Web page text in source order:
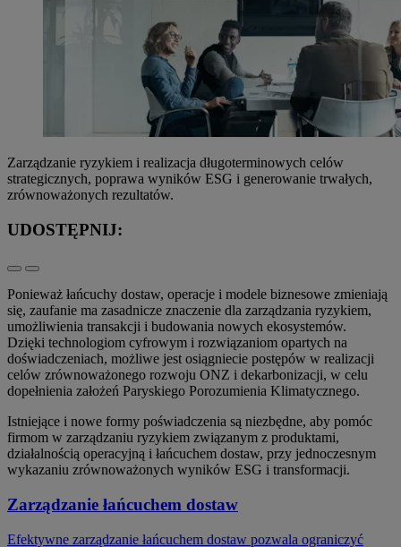
Zarządzanie ryzykiem i realizacja długoterminowych celów
strategicznych, poprawa wyników ESG i generowanie trwałych,
zrównoważonych rezultatów.
UDOSTĘPNIJ:
Ponieważ łańcuchy dostaw, operacje i modele biznesowe zmieniają
się, zaufanie ma zasadnicze znaczenie dla zarządzania ryzykiem,
umożliwienia transakcji i budowania nowych ekosystemów.
Dzięki technologiom cyfrowym i rozwiązaniom opartych na
doświadczeniach, możliwe jest osiągniecie postępów w realizacji
celów zrównoważonego rozwoju ONZ i dekarbonizacji, w celu
dopełnienia założeń Paryskiego Porozumienia Klimatycznego.
Istniejące i nowe formy poświadczenia są niezbędne, aby pomóc
firmom w zarządzaniu ryzykiem związanym z produktami,
działalnością operacyjną i łańcuchem dostaw, przy jednoczesnym
wykazaniu zrównoważonych wyników ESG i transformacji.
Zarządzanie łańcuchem dostaw
Efektywne zarządzanie łańcuchem dostaw pozwala ograniczyć